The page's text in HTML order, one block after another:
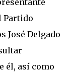
Partido
José Delgado
él, así como